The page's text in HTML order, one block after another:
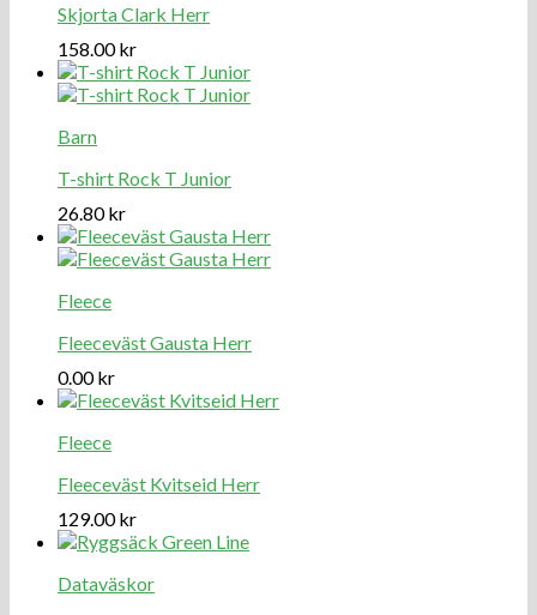
Skjorta Clark Herr
158.00kr
Barn
T-shirt Rock T Junior
26.80kr
Fleece
Fleeceväst Gausta Herr
0.00kr
Fleece
Fleeceväst Kvitseid Herr
129.00kr
Dataväskor